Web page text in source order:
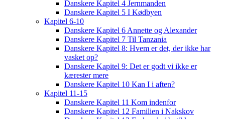
Danskere Kapitel 4 Jernmanden
Danskere Kapitel 5 I Kødbyen
Kapitel 6-10
Danskere Kapitel 6 Annette og Alexander
Danskere Kapitel 7 Til Tanzania
Danskere Kapitel 8: Hvem er det, der ikke har
vasket op?
Danskere Kapitel 9: Det er godt vi ikke er
kærester mere
Danskere Kapitel 10 Kan I i aften?
Kapitel 11-15
Danskere Kapitel 11 Kom indenfor
Danskere Kapitel 12 Familien i Nakskov